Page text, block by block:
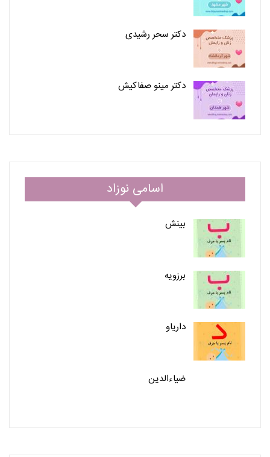
دکتر سحر رشیدی
دکتر مینو صفاکیش
اسامی نوزاد
بینش
برزویه
داریاو
ضیاءالدین